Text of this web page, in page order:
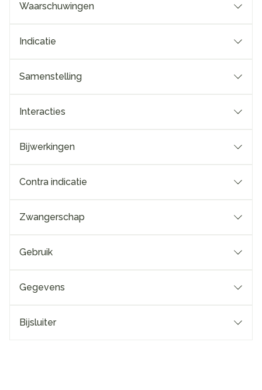
Waarschuwingen
Indicatie
Samenstelling
Interacties
Bijwerkingen
Contra indicatie
Zwangerschap
Gebruik
Gegevens
Bijsluiter